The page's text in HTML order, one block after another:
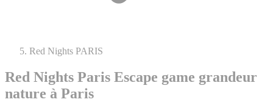
Red Nights PARIS
Red Nights Paris Escape game grandeur
nature à Paris